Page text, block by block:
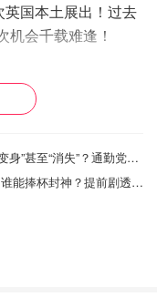
国本土展出！过去
会千载难逢！
伦敦公交大洗牌！这6条热门线路要“变身”甚至“消失”？通勤党赶紧看！
2026金球奖终极预测：神作大混战，谁能捧杯封神？提前剧透颁奖礼高光！